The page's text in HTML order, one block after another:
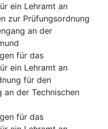
ein Lehramt an
zur Prüfungsordnung
an der
für das
ein Lehramt an
für den
an der Technischen
für das